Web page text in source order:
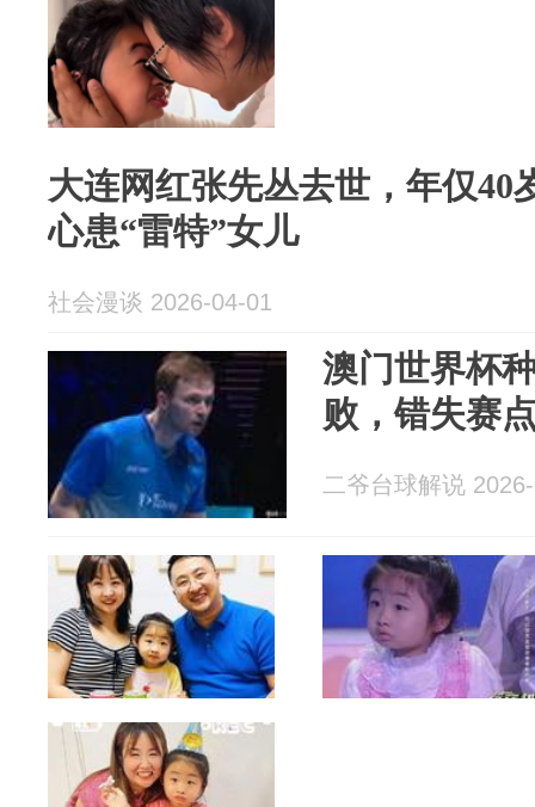
大连网红张先丛去世，年仅40
心患“雷特”女儿
社会漫谈 2026-04-01
澳门世界杯
败，错失赛
二爷台球解说